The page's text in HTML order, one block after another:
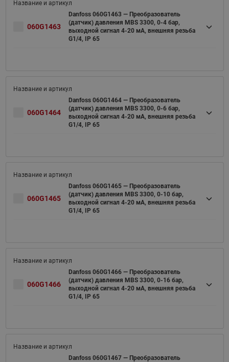
060G1463
Danfoss 060G1463 — Преобразователь
(датчик) давления MBS 3300, 0-4 бар,
выходной сигнал 4-20 мА, внешняя резьба
G1/4, IP 65
060G1464
Danfoss 060G1464 — Преобразователь
(датчик) давления MBS 3300, 0-6 бар,
выходной сигнал 4-20 мА, внешняя резьба
G1/4, IP 65
060G1465
Danfoss 060G1465 — Преобразователь
(датчик) давления MBS 3300, 0-10 бар,
выходной сигнал 4-20 мА, внешняя резьба
G1/4, IP 65
060G1466
Danfoss 060G1466 — Преобразователь
(датчик) давления MBS 3300, 0-16 бар,
выходной сигнал 4-20 мА, внешняя резьба
G1/4, IP 65
Danfoss 060G1467 — Преобразователь